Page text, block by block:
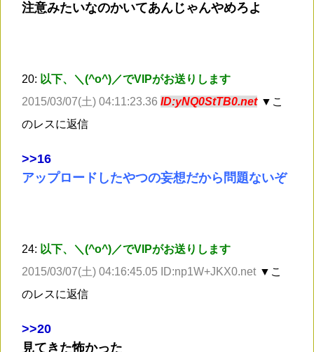
注意みたいなのかいてあんじゃんやめろよ
20: 以下、＼(^o^)／でVIPがお送りします
2015/03/07(土) 04:11:23.36 ID:yNQ0StTB0.net ▼こ
のレスに返信
>>16
アップロードしたやつの妄想だから問題ないぞ
24: 以下、＼(^o^)／でVIPがお送りします
2015/03/07(土) 04:16:45.05 ID:np1W+JKX0.net ▼こ
のレスに返信
>>20
見てきた怖かった